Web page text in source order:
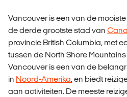
Vancouver is een van de
de derde grootste stad van
provincie British Columbia, met
tussen de North Shore
Vancouver is een van de
in Noord-Amerika, en biedt
aan activiteiten. De meeste